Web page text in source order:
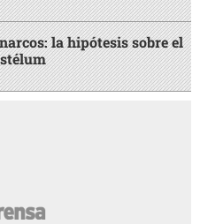
la hipótesis sobre el